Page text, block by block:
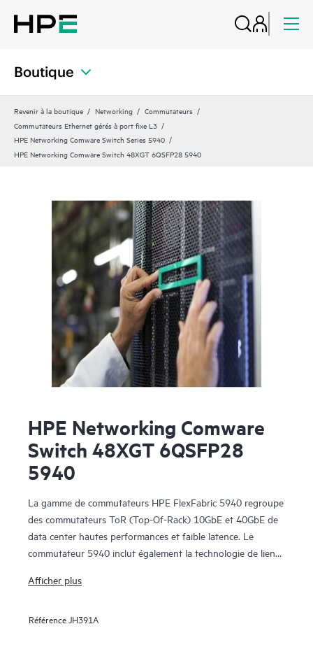
Boutique
Revenir à la boutique Networking
Commutateurs
Commutateurs Ethernet gérés à port fixe L3
HPE Networking Comware Switch Series 5940
HPE Networking Comware Switch 48XGT 6QSFP28 5940
HPE Networking Comware
Switch 48XGT 6QSFP28
5940
La gamme de commutateurs HPE FlexFabric 5940 regroupe
des commutateurs ToR (Top-Of-Rack) 10GbE et 40GbE de
data center hautes performances et faible latence. Le
commutateur 5940 inclut également la technologie de liens
HPE FlexFabric et qui est au cœur de l’architecture
Les commutateurs 5940 sont adaptés au déploiement au
Afficher plus
Référence JH391A